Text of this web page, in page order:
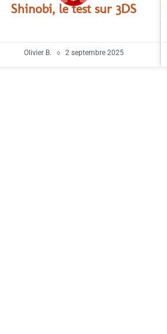
Shinobi, le test sur 3DS
Olivier B. 2 septembre 2025